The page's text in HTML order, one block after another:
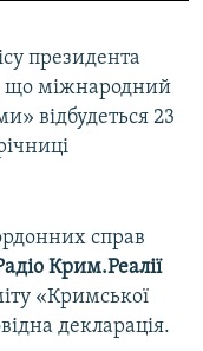
президента
що міжнародний
відбудеться 23
справ
Крим.Реалії
«Кримської
декларація.